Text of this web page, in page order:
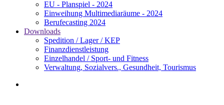
EU - Planspiel - 2024
Einweihung Multimediaräume - 2024
Berufecasting 2024
Downloads
Spedition / Lager / KEP
Finanzdienstleistung
Einzelhandel / Sport- und Fitness
Verwaltung, Sozialvers., Gesundheit, Tourismus